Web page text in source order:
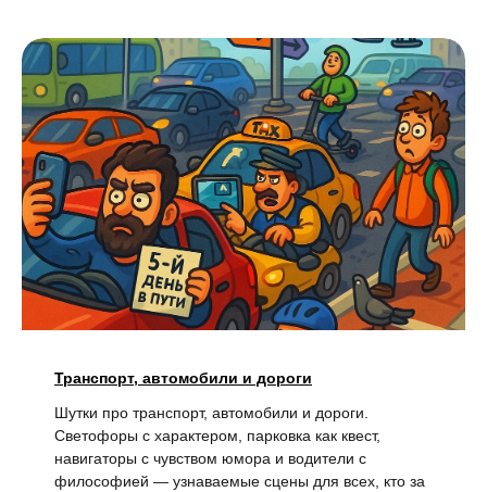
Транспорт, автомобили и дороги
Шутки про транспорт, автомобили и дороги.
Светофоры с характером, парковка как квест,
навигаторы с чувством юмора и водители с
философией — узнаваемые сцены для всех, кто за